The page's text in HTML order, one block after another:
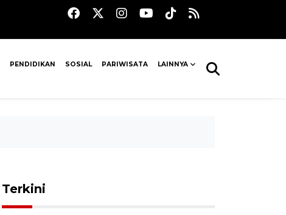
PENDIDIKAN SOSIAL PARIWISATA LAINNYA
Terkini